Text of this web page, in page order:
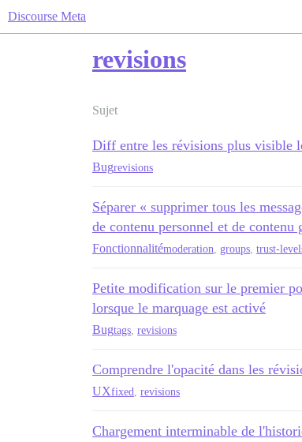
Discourse Meta
revisions
Sujet
Diff entre les révisions plus visible
Bugrevisions
Séparer « supprimer tous les
de contenu personnel et de contenu
Fonctionnalitémoderation groups trust-
Petite modification sur le premier
lorsque le marquage est activé
Bugtags revisions
Comprendre l'opacité dans les
UXfixed revisions
Chargement interminable de